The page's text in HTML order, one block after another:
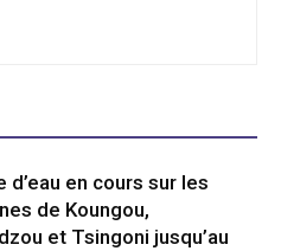
d’eau en cours sur les
de Koungou,
et Tsingoni jusqu’au